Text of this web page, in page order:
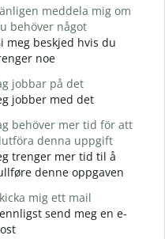
meddela mig om
behöver något
meg beskjed hvis du
noe
jobbar på det
jobber med det
behöver mer tid för att
denna uppgift
trenger mer tid til å
denne oppgaven
mig ett mail
send meg en e-